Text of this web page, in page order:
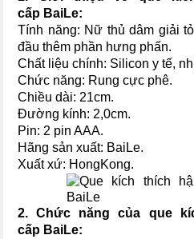
cấp BaiLe:
Tính năng: Nữ thủ dâm giải
đầu thêm phần hưng phấn.
Chất liệu chính: Silicon y tế,
Chức năng: Rung cực phê.
Chiều dài: 21cm.
Đường kính: 2,0cm.
Pin: 2 pin AAA.
Hãng sản xuất: BaiLe.
Xuất xứ: HongKong.
2. Chức năng của que
cấp BaiLe: